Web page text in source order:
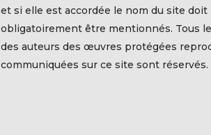
et si elle est accordée le nom du site doit
obligatoirement être mentionnés. Tous
des auteurs des œuvres protégées
communiquées sur ce site sont réservés.